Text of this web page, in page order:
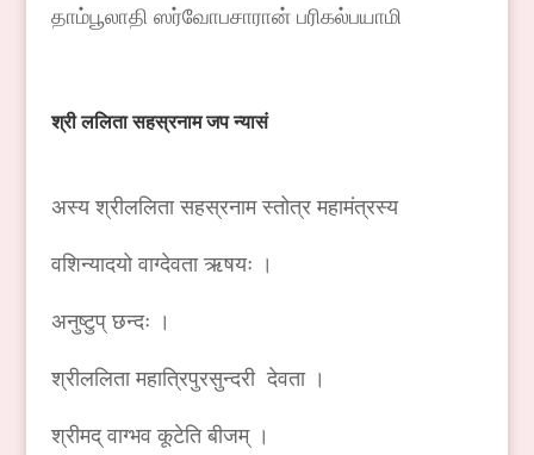
தாம்பூலாதி ஸர்வோபசாரான் பரிகல்பயாமி
श्रीललितासहस्रनामजपन्यासं
अस्य श्रीललिता सहस्रनाम स्तोत्र महामंत्रस्य
वशिन्यादयो वाग्देवता ऋषयः ।
अनुष्टुप् छन्दः ।
श्रीललिता महात्रिपुरसुन्दरी देवता ।
श्रीमद् वाग्भव कूटेति बीजम् ।